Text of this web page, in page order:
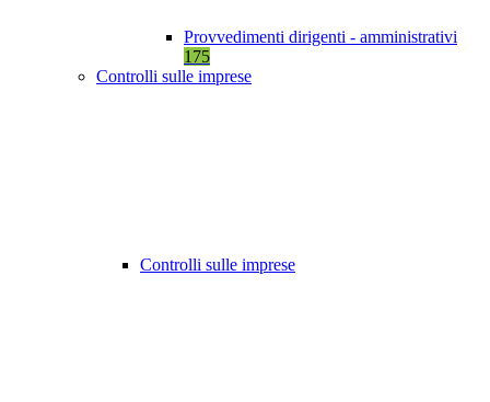
Provvedimenti dirigenti - amministrativi
175
Controlli sulle imprese
Controlli sulle imprese